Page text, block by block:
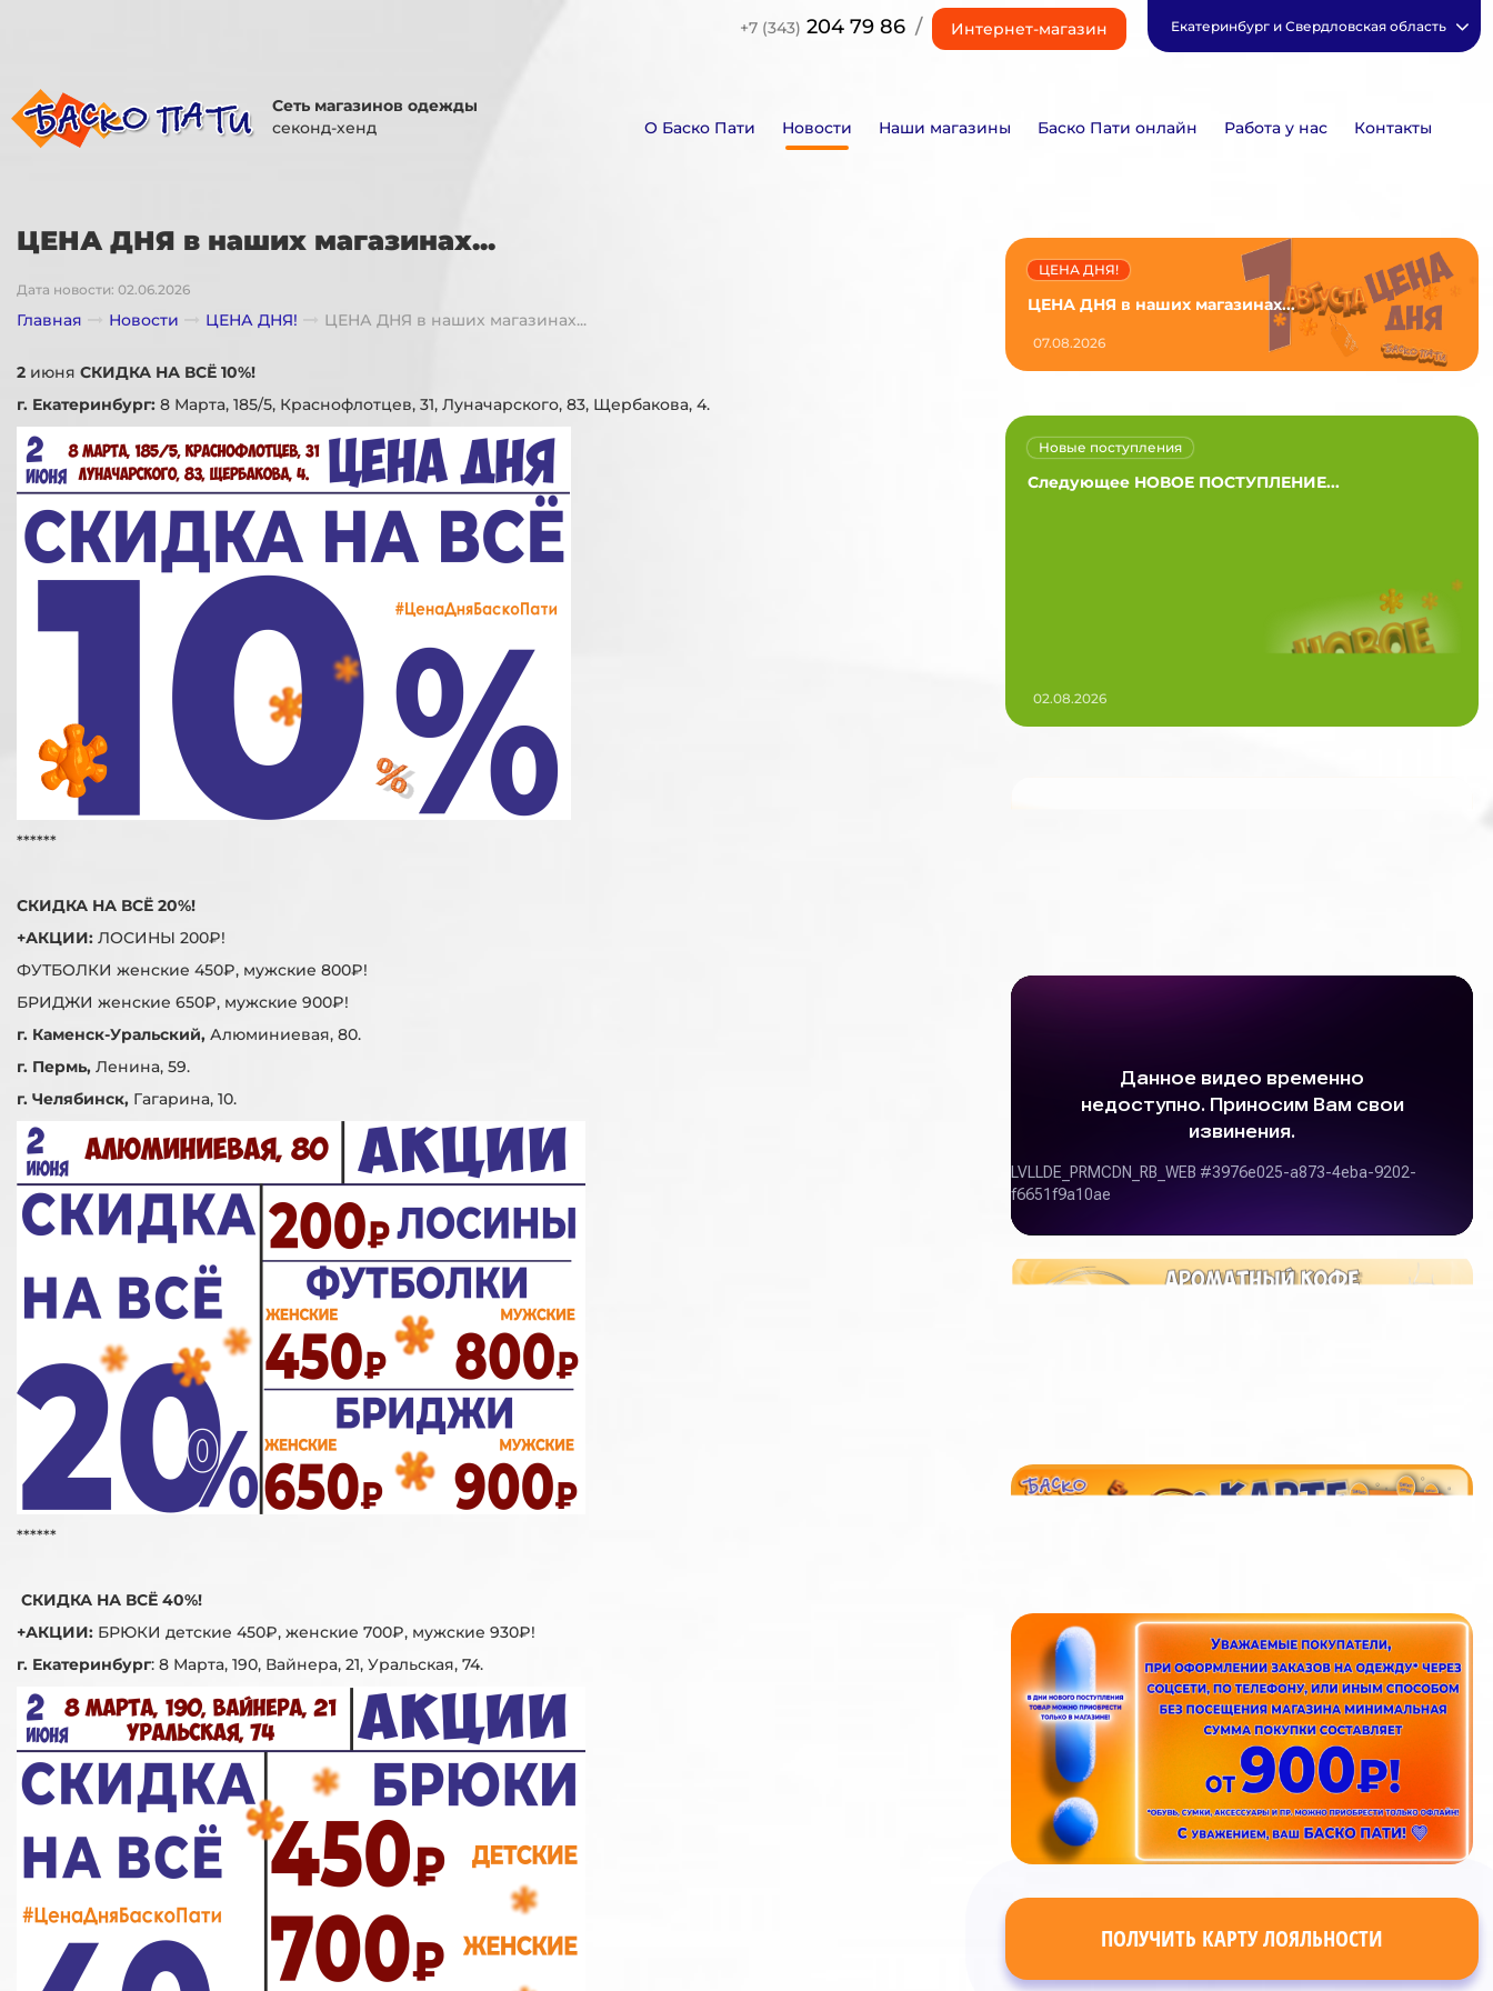
+7 (343) 204 79 86 / Интернет-магазин Екатеринбург и Свердловская область
Сеть магазинов одежды
секонд-хенд
О Баско Пати Новости Наши магазины Баско Пати онлайн Работа у нас Контакты
ЦЕНА ДНЯ в наших магазинах...
Дата новости: 02.06.2026
Главная Новости ЦЕНА ДНЯ! ЦЕНА ДНЯ в наших магазинах...
2 июня СКИДКА НА ВСЁ 10%!
г. Екатеринбург: 8 Марта, 185/5, Краснофлотцев, 31, Луначарского, 83, Щербакова, 4.
******
СКИДКА НА ВСЁ 20%!
+АКЦИИ: ЛОСИНЫ 200₽!
ФУТБОЛКИ женские 450₽, мужские 800₽!
БРИДЖИ женские 650₽, мужские 900₽!
г. Каменск-Уральский, Алюминиевая, 80.
г. Пермь, Ленина, 59.
г. Челябинск, Гагарина, 10.
******
СКИДКА НА ВСЁ 40%!
+АКЦИИ: БРЮКИ детские 450₽, женские 700₽, мужские 930₽!
г. Екатеринбург: 8 Марта, 190, Вайнера, 21, Уральская, 74.
ЦЕНА ДНЯ в наших магазинах...
ЦЕНА ДНЯ!
07.08.2026
Следующее НОВОЕ ПОСТУПЛЕНИЕ...
Новые поступления
02.08.2026
ПОЛУЧИТЬ КАРТУ ЛОЯЛЬНОСТИ